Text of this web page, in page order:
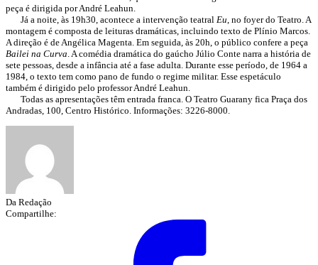
peça é dirigida por André Leahun.
Já a noite, às 19h30, acontece a intervenção teatral Eu , no foyer do Teatro. A
montagem é composta de leituras dramáticas, incluindo texto de Plínio Marcos.
A direção é de Angélica Magenta. Em seguida, às 20h, o público confere a peça
Bailei na Curva . A comédia dramática do gaúcho Júlio Conte narra a história de
sete pessoas, desde a infância até a fase adulta. Durante esse período, de 1964 a
1984, o texto tem como pano de fundo o regime militar. Esse espetáculo
também é dirigido pelo professor André Leahun.
Todas as apresentações têm entrada franca. O Teatro Guarany fica Praça dos
Andradas, 100, Centro Histórico. Informações: 3226-8000.
Da Redação
Compartilhe: